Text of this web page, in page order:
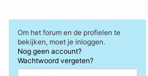
Om het forum en de profielen te
bekijken, moet je inloggen.
Nog geen account?
Wachtwoord vergeten?